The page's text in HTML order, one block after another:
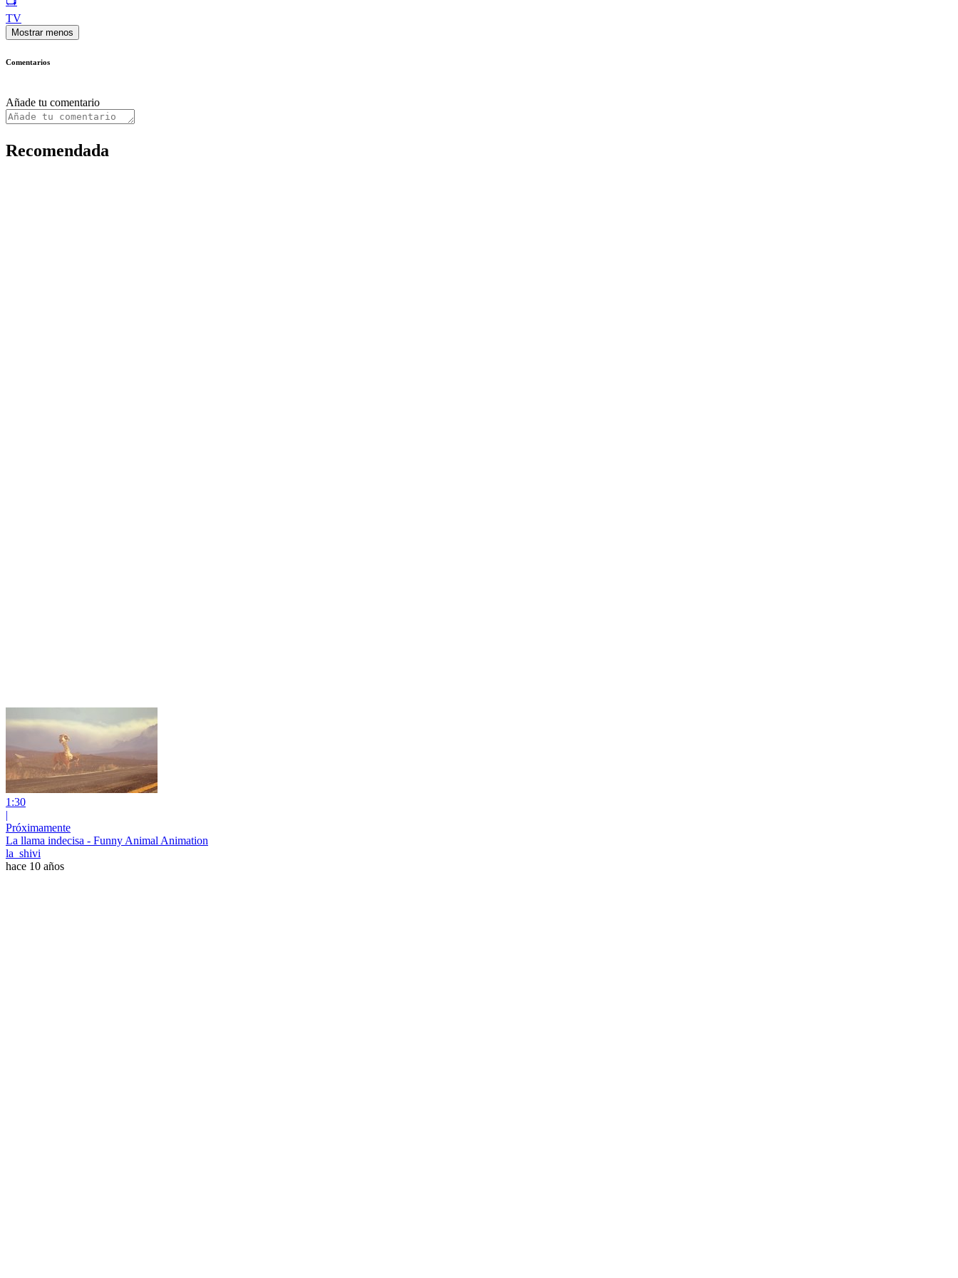
TV
Mostrar menos
Comentarios
Añade tu comentario
Recomendada
1:30
|
Próximamente
La llama indecisa - Funny Animal Animation
la_shivi
hace 10 años